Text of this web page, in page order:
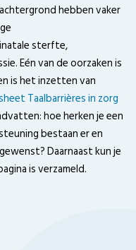
hebben vaker
sterfte,
Eén van de oorzaken is
is het inzetten van
Taalbarrières in zorg
hoe herken je een
bestaan er en
Daarnaast kun je
is verzameld.